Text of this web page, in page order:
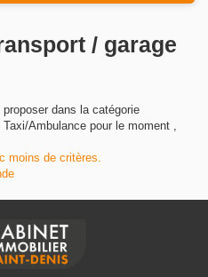
/ garage
dans la catégorie
Ambulance pour le moment ,
moins de critères.